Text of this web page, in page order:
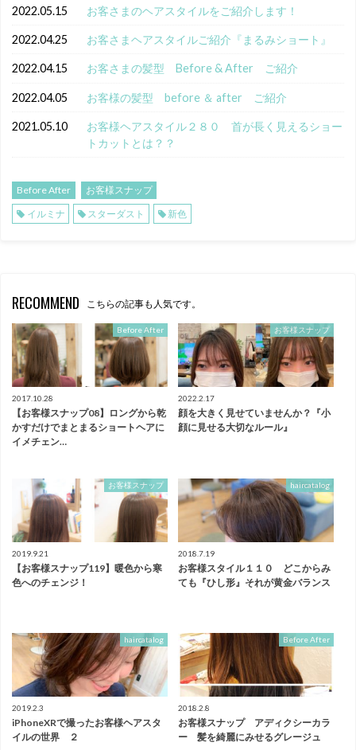
2022.05.15 お客さまのヘアスタイルをご紹介します！
2022.04.25 お客さまヘアスタイルご紹介『まるみショート』
2022.04.15 お客さまの髪型 Before & After ご紹介
2022.04.05 お客様の髪型 before ＆ after ご紹介
2021.05.10
お客様ヘアスタイル２８０ 首が長く見えるショー
トカットとは？？
Before After
お客様スナップ
イルミナ
スターダスト 新色
RECOMMEND こちらの記事も人気です。
Before After
2017.10.28
【お客様スナップ08】ロングから乾
かすだけでまとまるショートヘアに
イメチェン…
お客様スナップ
2022.2.17
顔を大きく見せていませんか？『小
顔に見せる大切なルール』
お客様スナップ
2019.9.21
【お客様スナップ119】暖色から寒
色へのチェンジ！
haircatalog
2018.7.19
お客様スタイル１１０ どこからみ
ても『ひし形』それが黄金バランス
haircatalog
2019.2.3
iPhoneXRで撮ったお客様ヘアスタ
イルの世界 ２
Before After
2018.2.8
お客様スナップ アディクシーカラ
ー 髪を綺麗にみせるグレージュ